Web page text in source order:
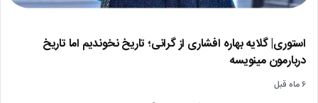
استوری| گلایه بهاره افشاری از گرانی؛ تاریخ نخوندیم اما تاریخ
دربارمون مینویسه
۶ ماه قبل